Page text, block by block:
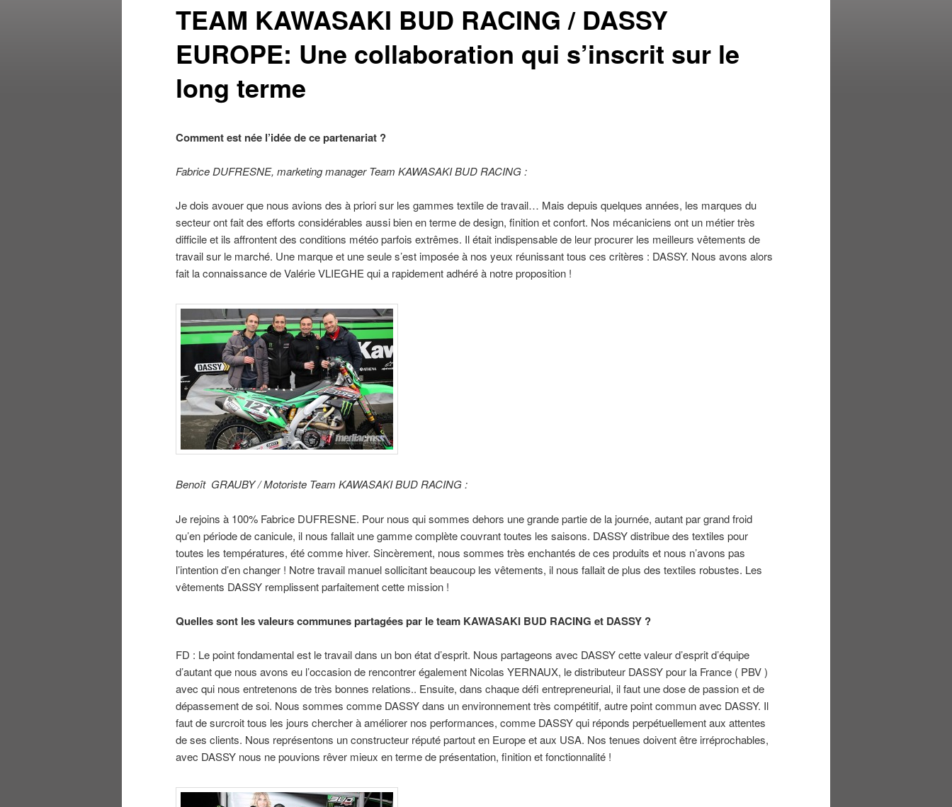
TEAM KAWASAKI BUD RACING / DASSY
EUROPE: Une collaboration qui s’inscrit sur le
long terme
Comment est née l’idée de ce partenariat ?
Fabrice DUFRESNE, marketing manager Team KAWASAKI BUD RACING :
Je dois avouer que nous avions des à priori sur les gammes textile de travail… Mais depuis quelques années, les marques du
secteur ont fait des efforts considérables aussi bien en terme de design, finition et confort. Nos mécaniciens ont un métier très
difficile et ils affrontent des conditions météo parfois extrêmes. Il était indispensable de leur procurer les meilleurs vêtements de
travail sur le marché. Une marque et une seule s’est imposée à nos yeux réunissant tous ces critères : DASSY. Nous avons alors
fait la connaissance de Valérie VLIEGHE qui a rapidement adhéré à notre proposition !
Benoît GRAUBY / Motoriste Team KAWASAKI BUD RACING :
Je rejoins à 100% Fabrice DUFRESNE. Pour nous qui sommes dehors une grande partie de la journée, autant par grand froid
qu’en période de canicule, il nous fallait une gamme complète couvrant toutes les saisons. DASSY distribue des textiles pour
toutes les températures, été comme hiver. Sincèrement, nous sommes très enchantés de ces produits et nous n’avons pas
l’intention d’en changer ! Notre travail manuel sollicitant beaucoup les vêtements, il nous fallait de plus des textiles robustes. Les
vêtements DASSY remplissent parfaitement cette mission !
Quelles sont les valeurs communes partagées par le team KAWASAKI BUD RACING et DASSY ?
FD : Le point fondamental est le travail dans un bon état d’esprit. Nous partageons avec DASSY cette valeur d’esprit d’équipe
d’autant que nous avons eu l’occasion de rencontrer également Nicolas YERNAUX, le distributeur DASSY pour la France ( PBV )
avec qui nous entretenons de très bonnes relations.. Ensuite, dans chaque défi entrepreneurial, il faut une dose de passion et de
dépassement de soi. Nous sommes comme DASSY dans un environnement très compétitif, autre point commun avec DASSY. Il
faut de surcroit tous les jours chercher à améliorer nos performances, comme DASSY qui réponds perpétuellement aux attentes
de ses clients. Nous représentons un constructeur réputé partout en Europe et aux USA. Nos tenues doivent être irréprochables,
avec DASSY nous ne pouvions rêver mieux en terme de présentation, finition et fonctionnalité !